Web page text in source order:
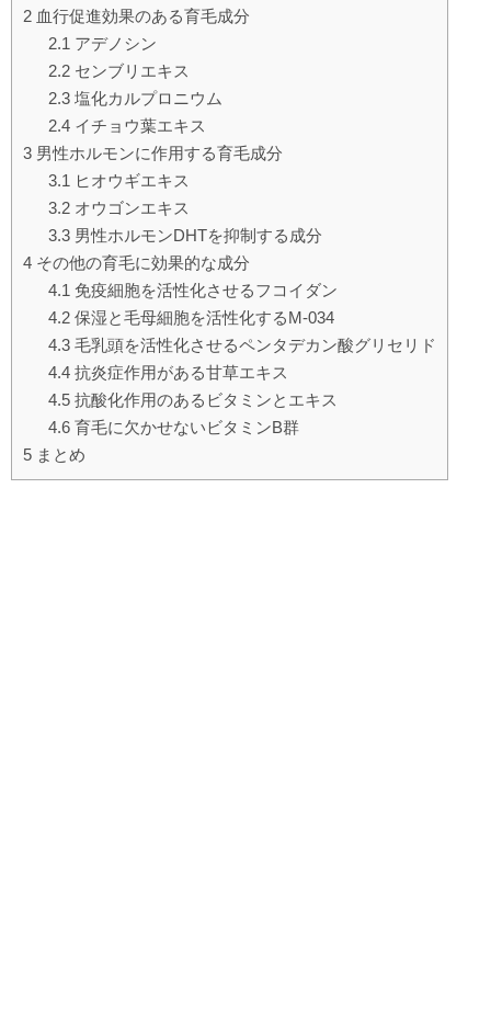
2 血行促進効果のある育毛成分
2.1 アデノシン
2.2センブリエキス
2.3塩化カルプロニウム
2.4イチョウ葉エキス
3 男性ホルモンに作用する育毛成分
3.1 ヒオウギエキス
3.2オウゴンエキス
3.3男性ホルモンDHTを抑制する成分
4 その他の育毛に効果的な成分
4.1 免疫細胞を活性化させるフコイダン
4.2保湿と毛母細胞を活性化するM-034
4.3毛乳頭を活性化させるペンタデカン酸グリセリド
4.4抗炎症作用がある甘草エキス
4.5抗酸化作用のあるビタミンとエキス
4.6育毛に欠かせないビタミンB群
5 まとめ